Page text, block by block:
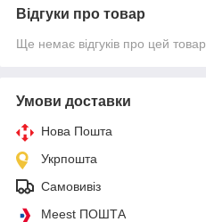
Відгуки про товар
Ще немає відгуків про цей товар
Умови доставки
Нова Пошта
Укрпошта
Самовивіз
Meest ПОШТА